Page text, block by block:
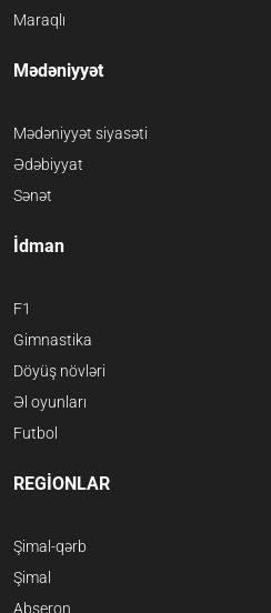
Maraqlı
Mədəniyyət
Mədəniyyət siyasəti
Ədəbiyyat
Sənət
İdman
F1
Gimnastika
Döyüş növləri
Əl oyunları
Futbol
REGİONLAR
Şimal-qərb
Şimal
Abşeron